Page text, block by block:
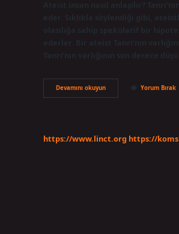
Ateist insan nasıl anlaşılır?
eder. Sıklıkla söylendiği gibi,
olasılığa sahip spekülatif bir
ederler. Bir ateist Tanrı’nın
Tanrı’nın varlığının son derece
Devamını okuyunAteist
Nasıl
Yorum Bırak
https://www.linct.org https://